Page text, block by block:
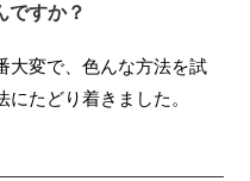
ですか？
大変で、色んな方法を試
たどり着きました。